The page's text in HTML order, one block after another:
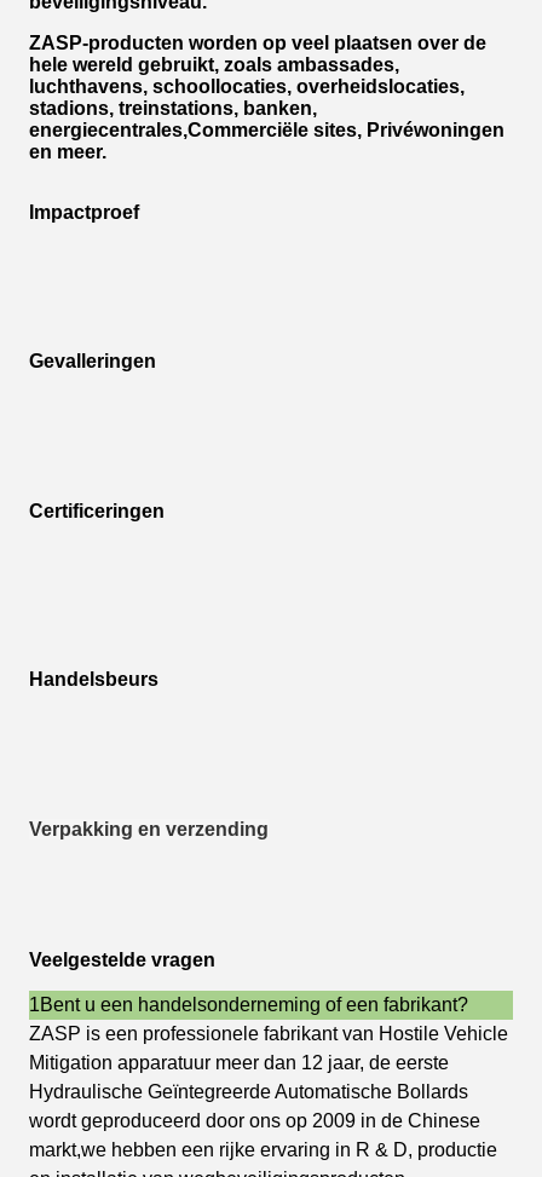
ZASP-producten worden op veel plaatsen over de
hele wereld gebruikt, zoals ambassades,
luchthavens, schoollocaties, overheidslocaties,
stadions, treinstations, banken,
energiecentrales,Commerciële sites, Privéwoningen
en meer.
Impactproef
Gevalleringen
Certificeringen
Handelsbeurs
Verpakking en verzending
Veelgestelde vragen
1Bent u een handelsonderneming of een fabrikant?
ZASP is een professionele fabrikant van Hostile Vehicle
Mitigation apparatuur meer dan 12 jaar, de eerste
Hydraulische Geïntegreerde Automatische Bollards
wordt geproduceerd door ons op 2009 in de Chinese
markt,we hebben een rijke ervaring in R & D, productie